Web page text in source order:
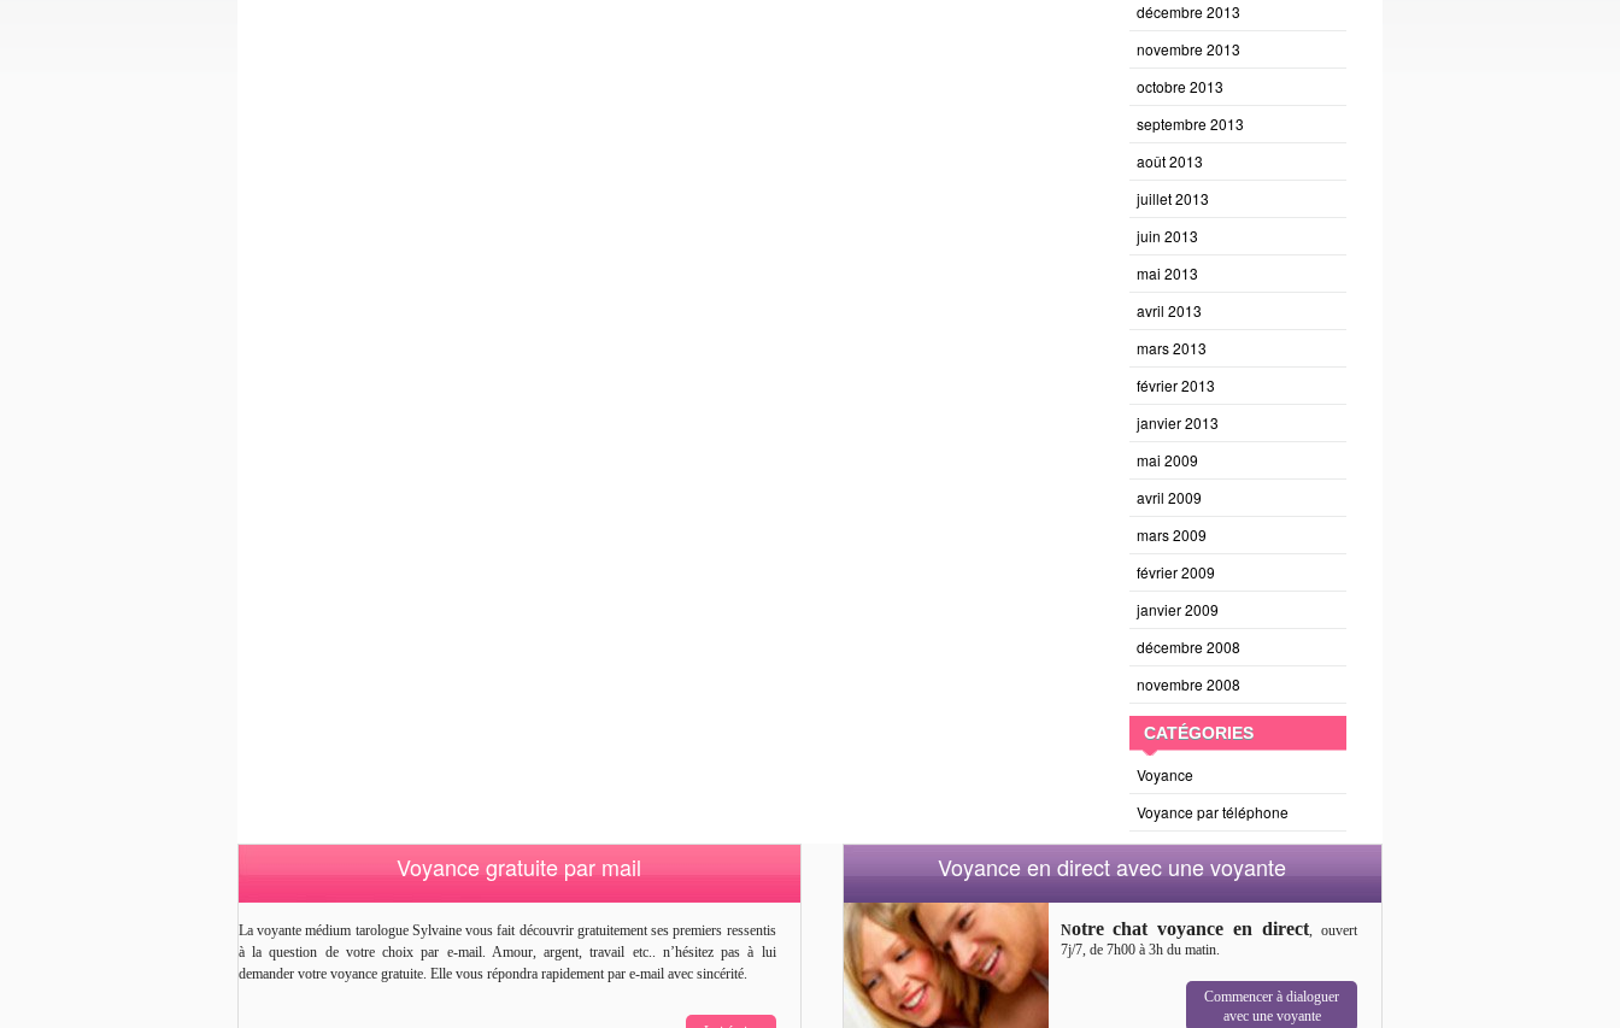
décembre 2013
novembre 2013
octobre 2013
septembre 2013
août 2013
juillet 2013
juin 2013
mai 2013
avril 2013
mars 2013
février 2013
janvier 2013
mai 2009
avril 2009
mars 2009
février 2009
janvier 2009
décembre 2008
novembre 2008
CATÉGORIES
Voyance
Voyance par téléphone
Voyance gratuite par mail
La voyante médium tarologue Sylvaine vous fait découvrir gratuitement ses premiers ressentis
à la question de votre choix par e-mail. Amour, argent, travail etc.. n’hésitez pas à lui
demander votre voyance gratuite. Elle vous répondra rapidement par e-mail avec sincérité.
Voyance en direct avec une voyante
Notre chat voyance en direct , ouvert
7j/7, de 7h00 à 3h du matin.
Commencer à dialoguer
avec une voyante